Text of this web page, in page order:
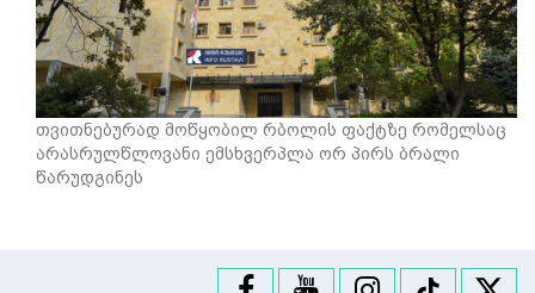
თვითნებურად მოწყობილ რბოლის ფაქტზე რომელსაც
არასრულწლოვანი ემსხვერპლა ორ პირს ბრალი
წარუდგინეს